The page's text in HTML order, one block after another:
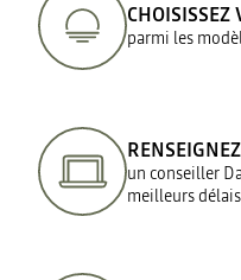
CHOISISSEZ
parmi les
un conseiller
meilleurs délais